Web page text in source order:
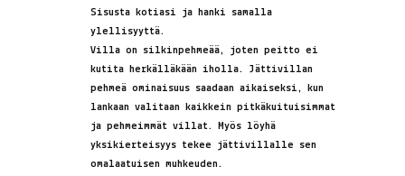
Sisusta kotiasi ja hanki samalla
ylellisyyttä.
Villa on silkinpehmeää, joten peitto ei
kutita herkälläkään iholla. Jättivillan
pehmeä ominaisuus saadaan aikaiseksi, kun
lankaan valitaan kaikkein pitkäkuituisimmat
ja pehmeimmät villat. Myös löyhä
yksikierteisyys tekee jättivillalle sen
omalaatuisen muhkeuden.